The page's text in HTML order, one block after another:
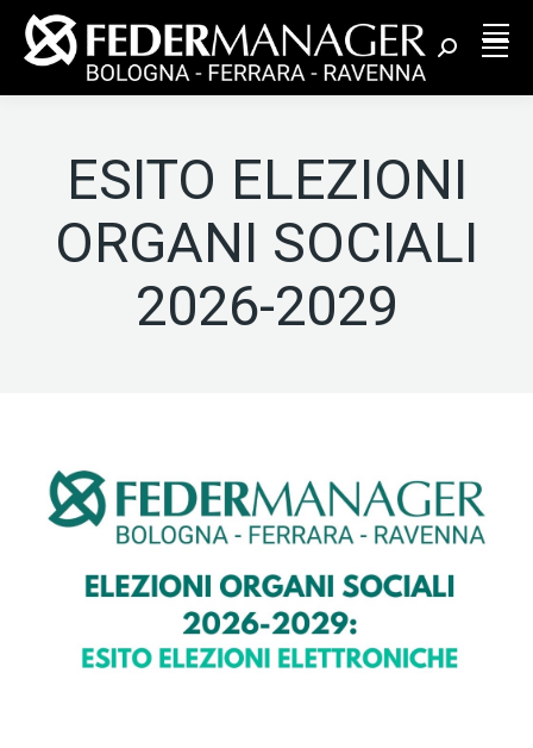
Cerca:
ESITO ELEZIONI
ORGANI SOCIALI
2026-2029